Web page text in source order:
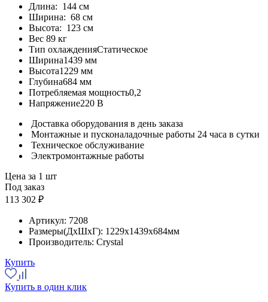
Длина: 144 см
Ширина: 68 см
Высота: 123 см
Вес 89 кг
Тип охлажденияСтатическое
Ширина1439 мм
Высота1229 мм
Глубина684 мм
Потребляемая мощность0,2
Напряжение220 В
Доставка оборудования в день заказа
Монтажные и пусконаладочные работы 24 часа в сутки
Техническое обслуживание
Электромонтажные работы
Цена за 1 шт
Под заказ
113 302 ₽
Артикул: 7208
Размеры(ДхШхГ): 1229x1439x684мм
Производитель: Crystal
Купить
Купить в один клик